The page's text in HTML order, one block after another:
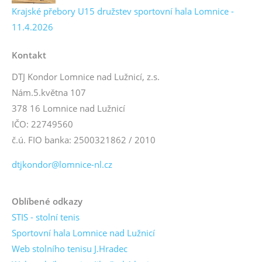
Krajské přebory U15 družstev sportovní hala Lomnice -
11.4.2026
Kontakt
DTJ Kondor Lomnice nad Lužnicí, z.s.
Nám.5.května 107
378 16 Lomnice nad Lužnicí
IČO: 22749560
č.ú. FIO banka: 2500321862 / 2010
dtjkondor@lomnice-nl.cz
Oblíbené odkazy
STIS - stolní tenis
Sportovní hala Lomnice nad Lužnicí
Web stolního tenisu J.Hradec